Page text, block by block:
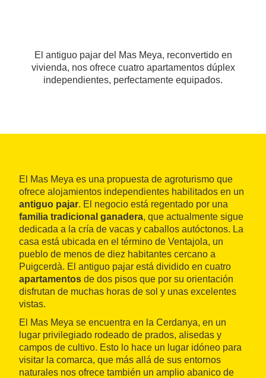
El antiguo pajar del Mas Meya, reconvertido en
vivienda, nos ofrece cuatro apartamentos dúplex
independientes, perfectamente equipados.
El Mas Meya es una propuesta de agroturismo que
ofrece alojamientos independientes habilitados en un
antiguo pajar. El negocio está regentado por una
familia tradicional ganadera, que actualmente sigue
dedicada a la cría de vacas y caballos autóctonos. La
casa está ubicada en el término de Ventajola, un
pueblo de menos de diez habitantes cercano a
Puigcerdà. El antiguo pajar está dividido en cuatro
apartamentos de dos pisos que por su orientación
disfrutan de muchas horas de sol y unas excelentes
vistas.
El Mas Meya se encuentra en la Cerdanya, en un
lugar privilegiado rodeado de prados, alisedas y
campos de cultivo. Esto lo hace un lugar idóneo para
visitar la comarca, que más allá de sus entornos
naturales nos ofrece también un amplio abanico de